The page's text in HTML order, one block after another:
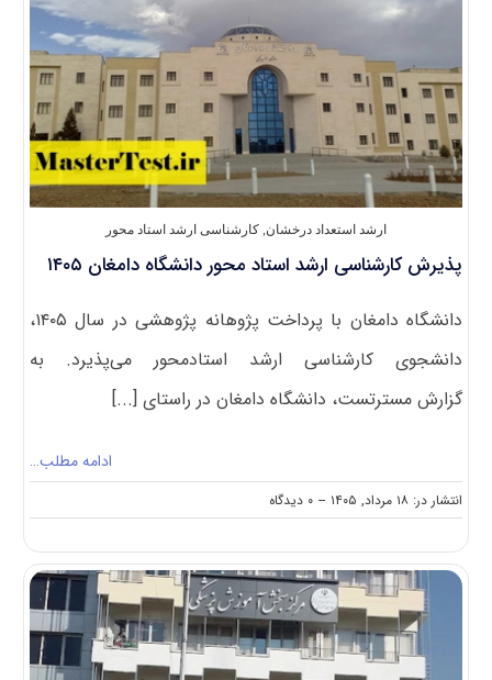
۱۴۰۵
ارشد استعداد درخشان, کارشناسی ارشد استاد محور
پذیرش کارشناسی ارشد استاد محور دانشگاه دامغان ۱۴۰۵
دانشگاه دامغان با پرداخت پژوهانه پژوهشی در سال ۱۴۰۵،
دانشجوی کارشناسی ارشد استادمحور می‌پذیرد. به
گزارش مسترتست، دانشگاه دامغان در راستای [...]
ادامه مطلب…
انتشار در: ۱۸ مرداد, ۱۴۰۵ -- ۰ دیدگاه
on
پذیرش
ارشد
استاد
محور
دانشگاه
دامغان
۱۴۰۵